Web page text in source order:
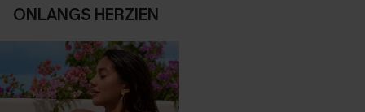
ONLANGS HERZIEN